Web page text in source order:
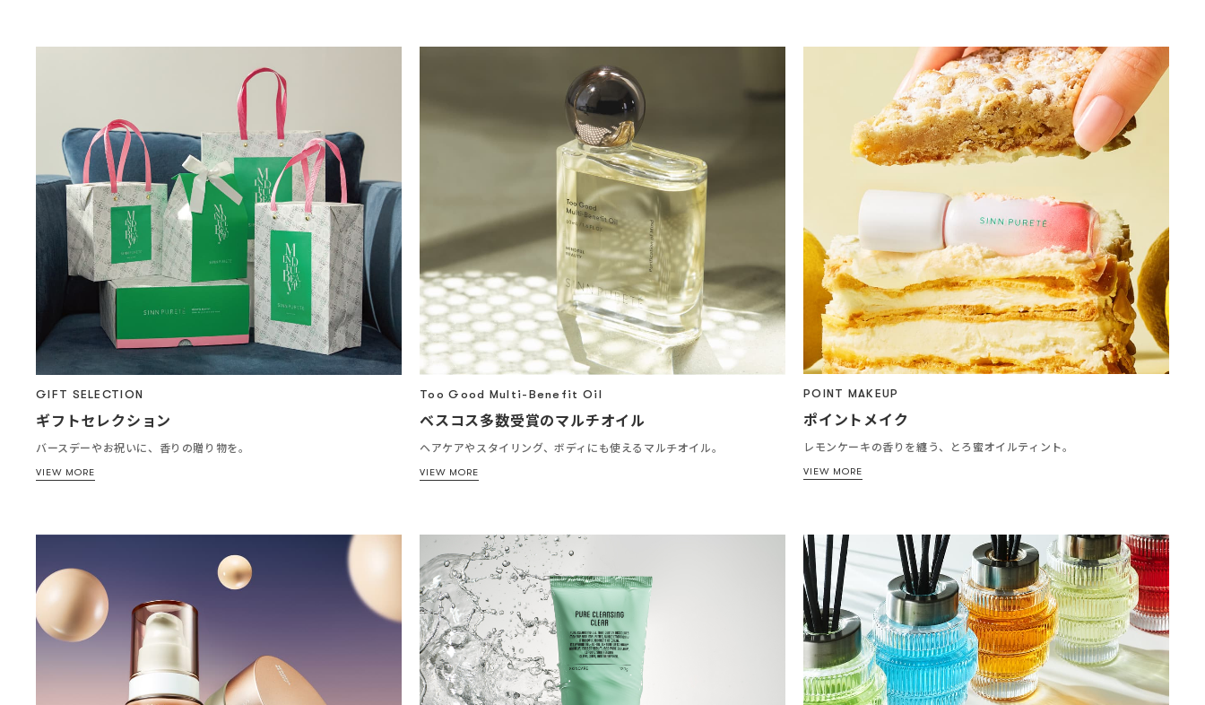
GIFT SELECTION
ギフトセレクション
バースデーやお祝いに、香りの贈り物を。
VIEW MORE
Too Good Multi-Benefit Oil
ベスコス多数受賞のマルチオイル
ヘアケアやスタイリング、ボディにも使えるマルチオイル。
VIEW MORE
POINT MAKEUP
ポイントメイク
レモンケーキの香りを纏う、とろ蜜オイルティント。
VIEW MORE